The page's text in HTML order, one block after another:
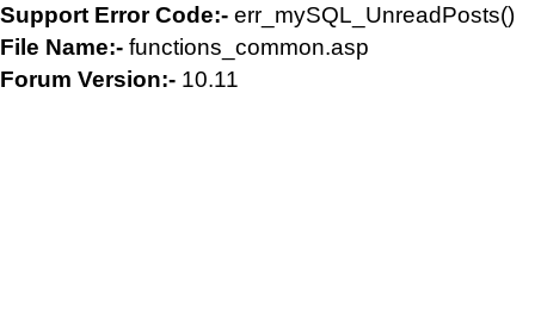
Support Error Code:- err_mySQL_UnreadPosts()
File Name:- functions_common.asp
Forum Version:- 10.11